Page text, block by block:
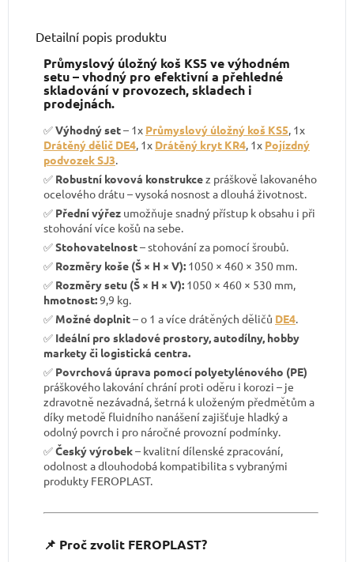
Detailní popis produktu
Průmyslový úložný koš KS5 ve výhodném
setu – vhodný pro efektivní a přehledné
skladování v provozech, skladech i
prodejnách.
✅Výhodný set– 1x Průmyslový úložný koš KS5, 1x
Drátěný dělič DE4, 1x Drátěný kryt KR4, 1x Pojízdný
podvozek SJ3.
✅ Robustní kovová konstrukcez práškově lakovaného
ocelového drátu – vysoká nosnost a dlouhá životnost.
✅ Přední výřez umožňuje snadný přístup k obsahu i při
stohování více košů na sebe.
✅Stohovatelnost– stohování za pomocí šroubů.
✅ Rozměry koše (Š × H × V): 1050 × 460 × 350 mm.
✅ Rozměry setu (Š × H × V): 1050 × 460 × 530 mm,
hmotnost:9,9 kg.
✅ Možné doplnit– o 1 a více drátěných děličů DE4.
✅ Ideální pro skladové prostory, autodílny, hobby
markety či logistická centra.
✅ Povrchová úprava pomocí polyetylénového (PE)
práškového lakování chrání proti oděru i korozi – je
zdravotně nezávadná, šetrná k uloženým předmětům a
díky metodě fluidního nanášení zajišťuje hladký a
odolný povrch i pro náročné provozní podmínky.
✅Český výrobek– kvalitní dílenské zpracování,
odolnost a dlouhodobá kompatibilita s vybranými
produkty FEROPLAST.
📌 Proč zvolit FEROPLAST?